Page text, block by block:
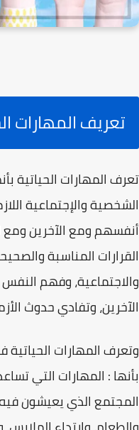
تعريف المهارات
تعرف المهارات الحياتية
الشخصية والإجتماعية
أنفسهم ومع الآخرين ومع
القرارات المناسبة
والاجتماعية، وفهم النفس
الآخرين، وتفادي حدوث
وتعرف المهارات
بأنها : المهارات التي
المجتمع الذي يعيشون